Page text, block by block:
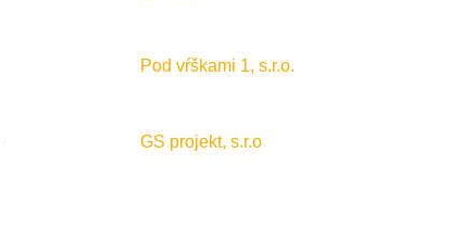
Pod vŕškami 1, s.r.o.
GS projekt, s.r.o